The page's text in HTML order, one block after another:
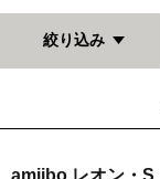
絞り込み